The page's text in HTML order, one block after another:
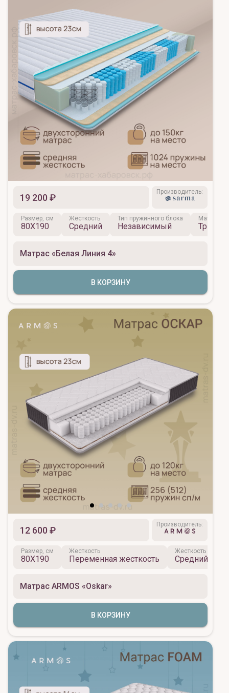
19 200 ₽
Производитель:
Размер, см
80X190
Жесткость
Средний
Тип пружинного блока
Независимый
Материал
Матрас «Белая Линия 4»
В КОРЗИНУ
12 600 ₽
Производитель:
Размер, см
80X190
Жесткость
Переменная жесткость
Жесткость
Средний
Матрас ARMOS «Oskar»
В КОРЗИНУ